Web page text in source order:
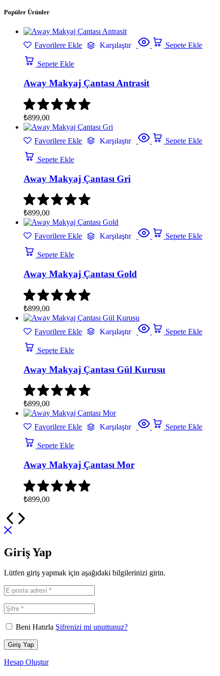
Popüler Ürünler
Favorilere Ekle Karşılaştır Sepete Ekle
Sepete Ekle
Away Makyaj Çantası Antrasit
₺899,00
Favorilere Ekle Karşılaştır Sepete Ekle
Sepete Ekle
Away Makyaj Çantası Gri
₺899,00
Favorilere Ekle Karşılaştır Sepete Ekle
Sepete Ekle
Away Makyaj Çantası Gold
₺899,00
Favorilere Ekle Karşılaştır Sepete Ekle
Sepete Ekle
Away Makyaj Çantası Gül Kurusu
₺899,00
Favorilere Ekle Karşılaştır Sepete Ekle
Sepete Ekle
Away Makyaj Çantası Mor
₺899,00
Giriş Yap
Lütfen giriş yapmak için aşağıdaki bilgilerinizi girin.
Beni Hatırla Şifrenizi mi unuttunuz?
Giriş Yap
Hesap Oluştur